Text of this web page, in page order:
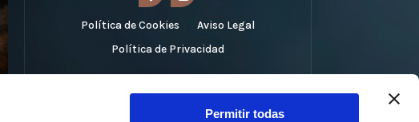
Permitir todas
Política de Cookies
Aviso Legal
Política de Privacidad